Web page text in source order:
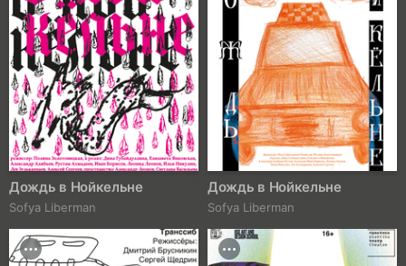
Дождь в Нойкельне
Sofya Liberman
Дождь в Нойкельне
Sofya Liberman